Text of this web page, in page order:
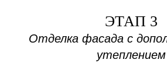
ЭТАП 3
Отделка фасада с
утеплением